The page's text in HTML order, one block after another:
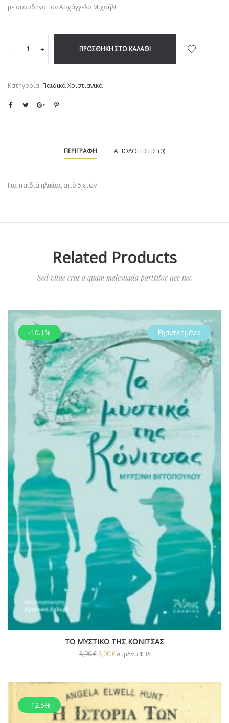
με συνοδηγό τον Αρχάγγελο Μιχαήλ!
- + ΠΡΟΣΘΉΚΗ ΣΤΟ ΚΑΛΆΘΙ
Κατηγορία: Παιδικά Χριστιανικά
ΠΕΡΙΓΡΑΦΉ ΑΞΙΟΛΟΓΉΣΕΙΣ (0)
Για παιδιά ηλικίας από 5 ετών
Related Products
Sed vitae eros a quam malesuada porttitor nec nec
-10.1% Εξαντλημένο
ΤΟ ΜΥΣΤΙΚΟ ΤΗΣ ΚΟΝΙΤΣΑΣ
8,90€ 8,00€ συμ/νου ΦΠΑ
-12.5%